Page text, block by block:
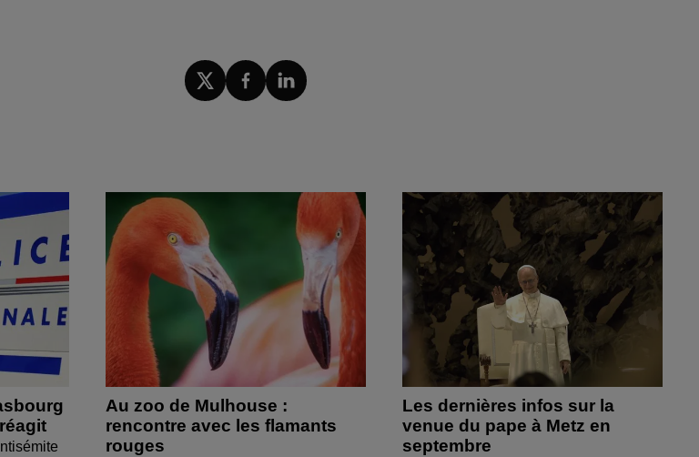
Au zoo de Mulhouse :
rencontre avec les flamants
rouges
Les dernières infos sur la
venue du pape à Metz en
septembre